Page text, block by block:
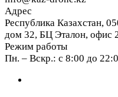
Адрес
Республика Казахстан,
дом 32, БЦ Эталон, офис
Режим работы
Пн. – Вскр.: с 8:00 до